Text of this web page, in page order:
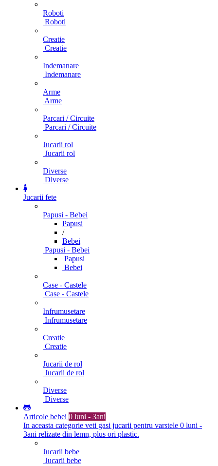
Roboti
Roboti
Creatie
Creatie
Indemanare
Indemanare
Arme
Arme
Parcari / Circuite
Parcari / Circuite
Jucarii rol
Jucarii rol
Diverse
Diverse
Jucarii fete
Papusi - Bebei
Papusi
/
Bebei
Papusi - Bebei
Papusi
Bebei
Case - Castele
Case - Castele
Infrumusetare
Infrumusetare
Creatie
Creatie
Jucarii de rol
Jucarii de rol
Diverse
Diverse
Articole bebei 0 luni - 3ani
In aceasta categorie veti gasi jucarii pentru varstele 0 luni -
3ani relizate din lemn, plus ori plastic.
Jucarii bebe
Jucarii bebe